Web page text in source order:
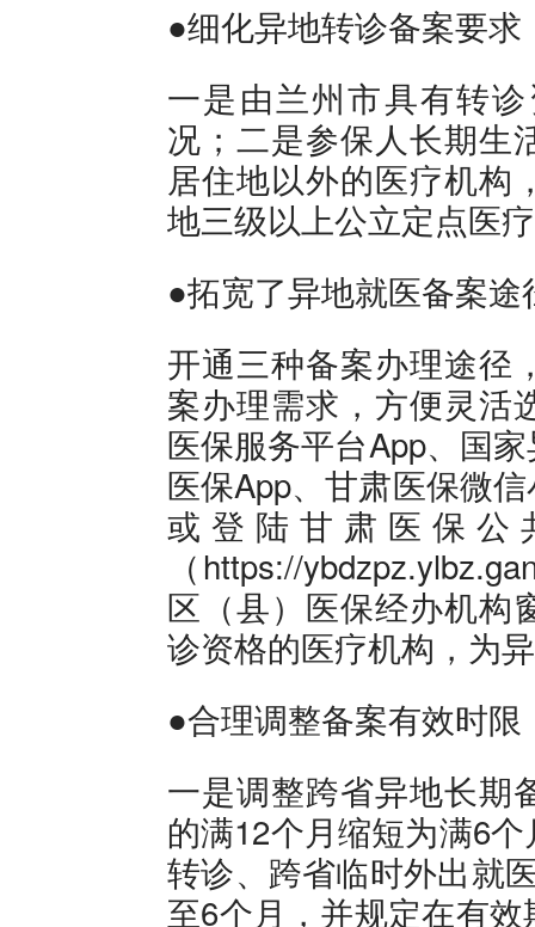
●细化异地转诊备案要求
一是由兰州市具有转
况；二是参保人长期生
居住地以外的医疗机构
地三级以上公立定点医
●拓宽了异地就医备案途
开通三种备案办理途径
案办理需求，方便灵活
医保服务平台App、国
医保App、甘肃医保微
或登陆甘肃医保公
（https://
区（县）医保经办机构
诊资格的医疗机构，为
●合理调整备案有效时限
一是调整跨省异地长期
的满12个月缩短为满6
转诊、跨省临时外出就
至6个月，并规定在有